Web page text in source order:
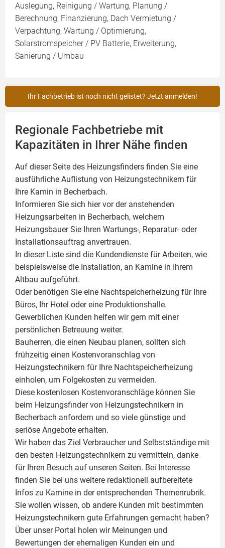
Auslegung, Reinigung / Wartung, Planung /
Berechnung, Finanzierung, Dach Vermietung /
Verpachtung, Wartung / Optimierung,
Solarstromspeicher / PV Batterie, Erweiterung,
Sanierung / Umbau
Ihr Fachbetrieb ist noch nicht gelistet? Jetzt anmelden!
Regionale Fachbetriebe mit
Kapazitäten in Ihrer Nähe finden
Auf dieser Seite des Heizungsfinders finden Sie eine
ausführliche Auflistung von Heizungstechnikern für
Ihre Kamin in Becherbach.
Informieren Sie sich hier vor der anstehenden
Heizungsarbeiten in Becherbach, welchem
Heizungsbauer Sie Ihren Wartungs-, Reparatur- oder
Installationsauftrag anvertrauen.
In dieser Liste sind die Kundendienste für Arbeiten, wie
beispielsweise die Installation, an Kamine in Ihrem
Altbau aufgeführt.
Oder benötigen Sie eine Nachtspeicherheizung für Ihre
Büros, Ihr Hotel oder eine Produktionshalle.
Gewerblichen Kunden helfen wir gern mit einer
persönlichen Betreuung weiter.
Bauherren, die einen Neubau planen, sollten sich
frühzeitig einen Kostenvoranschlag von
Heizungstechnikern für Ihre Nachtspeicherheizung
einholen, um Folgekosten zu vermeiden.
Diese kostenlosen Kostenvoranschläge können Sie
beim Heizungsfinder von Heizungstechnikern in
Becherbach anfordern und so viele günstige und
seriöse Angebote erhalten.
Wir haben das Ziel Verbraucher und Selbstständige mit
den besten Heizungstechnikern zu vermitteln, danke
für Ihren Besuch auf unseren Seiten. Bei Interesse
finden Sie bei uns weitere redaktionell aufbereitete
Infos zu Kamine in der entsprechenden Themenrubrik.
Sie wollen wissen, ob andere Kunden mit bestimmten
Heizungstechnikern gute Erfahrungen gemacht haben?
Über unser Portal holen wir Meinungen und
Bewertungen der ehemaligen Kunden ein und